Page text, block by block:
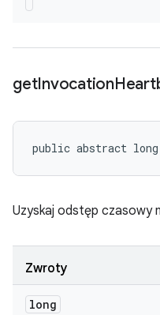
getInvocation
public abstract
Uzyskaj odstęp czasowy
Zwroty
long